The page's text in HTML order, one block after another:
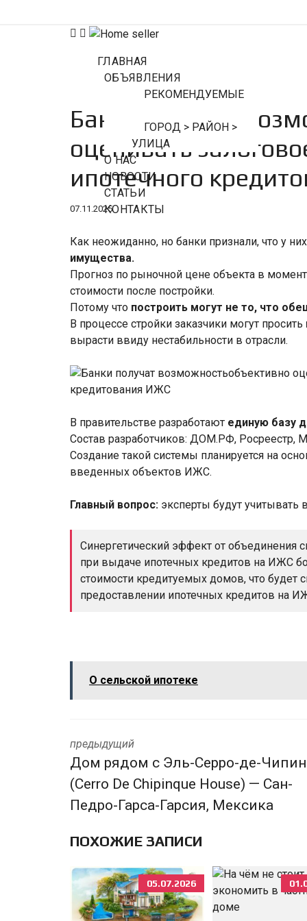
ГЛАВНАЯ
ОБЪЯВЛЕНИЯ
РЕКОМЕНДУЕМЫЕ
ГОРОД > РАЙОН >
УЛИЦА
О НАС
НОВОСТИ
СТАТЬИ
КОНТАКТЫ
Банки получат
оценивать
ипотечного
07.11.2025
Как неожиданно, но банки признали, что у них
имущества.
Прогноз по рыночной цене объекта в
стоимости после постройки.
Потому что построить могут не то, что
В процессе стройки заказчики могут просить
вырасти ввиду нестабильности в отрасли.
В правительстве разработают единую базу
Состав разработчиков: ДОМ.PФ, Росреестр,
Создание такой системы планируется на
введенных объектов ИЖС.
Главный вопрос: эксперты будут учитывать
Синергетический эффект от объединения
при выдаче ипотечных кредитов на ИЖС
стоимости кредитуемых домов, что будет
предоставлении ипотечных кредитов на
О сельской ипотеке
предыдущий
Дом рядом с Эль-Серро-де-
(Cerro De Chipinque House) — Сан-
Педро-Гарса-Гарсия, Мексика
ПОХОЖИЕ ЗАПИСИ
05.07.2026